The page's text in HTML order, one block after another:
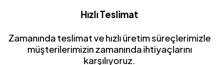
Hızlı Teslimat
Zamanında teslimat ve hızlı üretim süreçlerimizle
müşterilerimizin zamanında ihtiyaçlarını
karşılıyoruz.